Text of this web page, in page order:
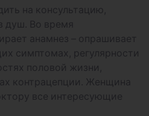
на консультацию,
душ. Во время
анамнез – опрашивает
симптомах, регулярности
половой жизни,
контрацепции. Женщина
все интересующие